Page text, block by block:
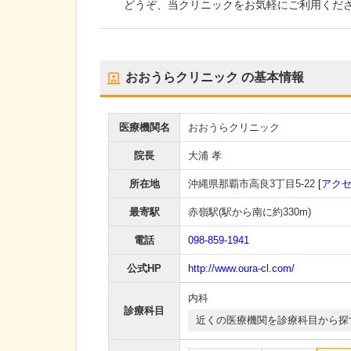
どうぞ、当クリニックをお気軽にご利用くださ
おおうらクリニック の基本情報
医療機関名 おおうらクリニック
院長 大浦 孝
所在地 沖縄県那覇市高良3丁目5-22 [アク
最寄駅 赤嶺駅(駅から南に約330m)
電話 098-859-1941
公式HP http://www.oura-cl.com/
診療科目
内科
近くの医療機関を診療科目から探